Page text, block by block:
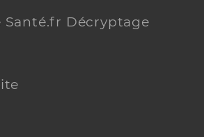
Santé.fr Décryptage